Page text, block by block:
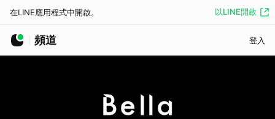
在LINE應用程式中開啟。 以LINE開啟
頻道 登入